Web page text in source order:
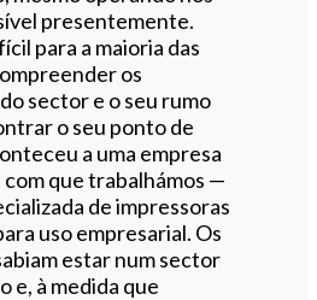
presentemente.
para a maioria das
os
sector e o seu rumo
o seu ponto de
a uma empresa
que trabalhámos —
de impressoras
uso empresarial. Os
estar num sector
e, à medida que